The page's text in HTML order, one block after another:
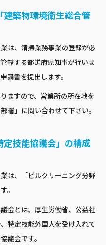
建築物環境衛生総合管
は、清掃業務事業の登録が必
轄する都道府県知事が行いま
請書を提出します。
ますので、営業所の所在地を
署」に問い合わせて下さい。
定技能協議会」の構成
は、「ビルクリーニング分野
。
会とは、厚生労働省、公益社
特定技能外国人を受け入れて
議会です。